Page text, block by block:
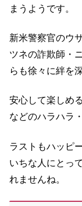
まうようです。
新米警察官のウ
ツネの詐欺師・
らも徐々に絆を
安心して楽しめ
などのハラハラ
ラストもハッピ
いちな人にとっ
れませんね。